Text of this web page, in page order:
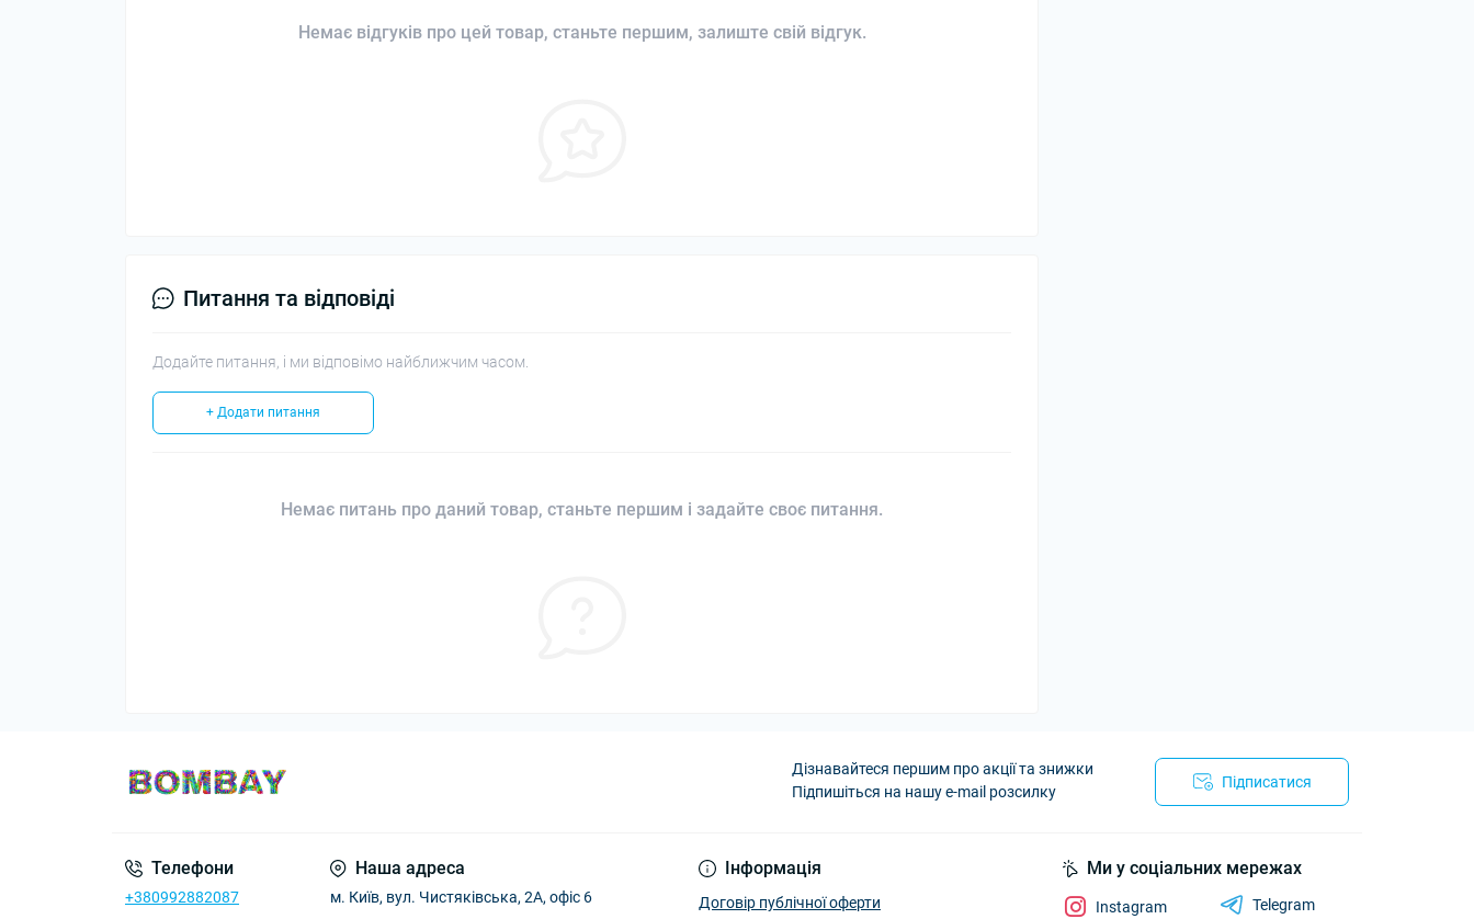
Немає відгуків про цей товар, станьте першим, залиште свій відгук.
Питання та відповіді
Додайте питання, і ми відповімо найближчим часом.
+ Додати питання
Немає питань про даний товар, станьте першим і задайте своє питання.
Дізнавайтеся першим про акції та знижки
Підпишіться на нашу e-mail розсилку
Підписатися
Телефони
+380992882087
Наша адреса
м. Київ, вул. Чистяківська, 2А, офіс 6
Інформація
Договір публічної оферти
Ми у соціальних мережах
Instagram Telegram